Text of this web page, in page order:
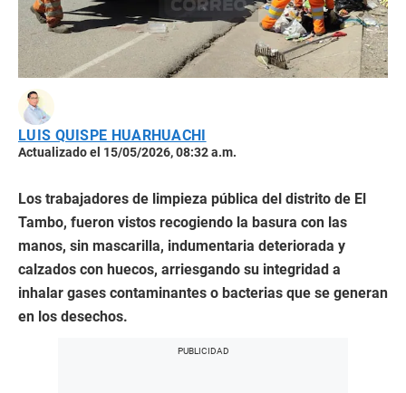
LUIS QUISPE HUARHUACHI
Actualizado el 15/05/2026, 08:32 a.m.
Los trabajadores de limpieza pública del distrito de El
Tambo, fueron vistos recogiendo la basura con las
manos, sin mascarilla, indumentaria deteriorada y
calzados con huecos, arriesgando su integridad a
inhalar gases contaminantes o bacterias que se generan
en los desechos.